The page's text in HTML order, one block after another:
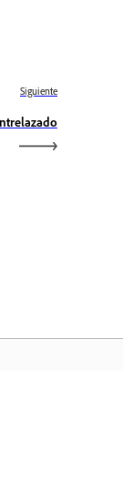
Siguiente